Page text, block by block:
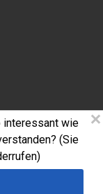
interessant wie
(Sie